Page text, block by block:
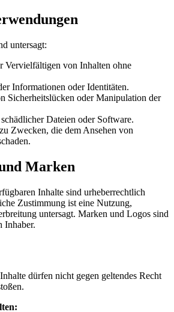
untersagt:
Vervielfältigen von Inhalten ohne
Informationen oder Identitäten.
Sicherheitslücken oder Manipulation der
Dateien oder Software.
Zwecken, die dem Ansehen von
Marken
Inhalte sind urheberrechtlich
Zustimmung ist eine Nutzung,
untersagt. Marken und Logos sind
Inhaber.
dürfen nicht gegen geltendes Recht